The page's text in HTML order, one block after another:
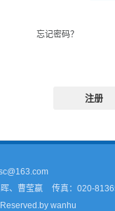
忘记密码？
注册
、曹莹嬴
传真：020-
wanhu